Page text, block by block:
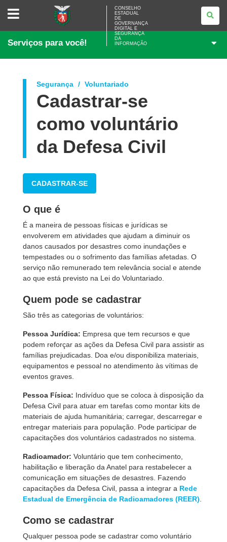
CONSELHO
ESTADUAL
GOVERNANÇA
E
DA
CONSELHO
ESTADUAL
DE
GOVERNANÇA
DIGITAL E
SEGURANÇA
DA
INFORMAÇÃO
Serviços para você!
Segurança Voluntariado
Cadastrar-se
como voluntário
da Defesa Civil
CADASTRAR-SE
O que é
É a maneira de pessoas físicas e jurídicas se
envolverem em atividades que ajudam a diminuir os
danos causados por desastres como inundações e
tempestades ou o sofrimento das famílias afetadas. O
serviço não remunerado tem relevância social e atende
ao que está previsto na Lei do Voluntariado.
Quem pode se cadastrar
São três as categorias de voluntários:
Pessoa Jurídica: Empresa que tem recursos e que
podem reforçar as ações da Defesa Civil para assistir as
famílias prejudicadas. Doa e/ou disponibiliza materiais,
equipamentos e pessoal no atendimento às vítimas de
eventos graves.
Pessoa Física: Indivíduo que se coloca à disposição da
Defesa Civil para atuar em tarefas como montar kits de
materiais de ajuda humanitária; carregar, descarregar e
entregar materiais para população. Pode participar de
capacitações dos voluntários cadastrados no sistema.
Radioamador: Voluntário que tem conhecimento,
habilitação e liberação da Anatel para restabelecer a
comunicação em situações de desastres. Fazendo
capacitações da Defesa Civil, passa a integrar a Rede
Estadual de Emergência de Radioamadores (REER)
Como se cadastrar
Qualquer pessoa pode se cadastrar como voluntário